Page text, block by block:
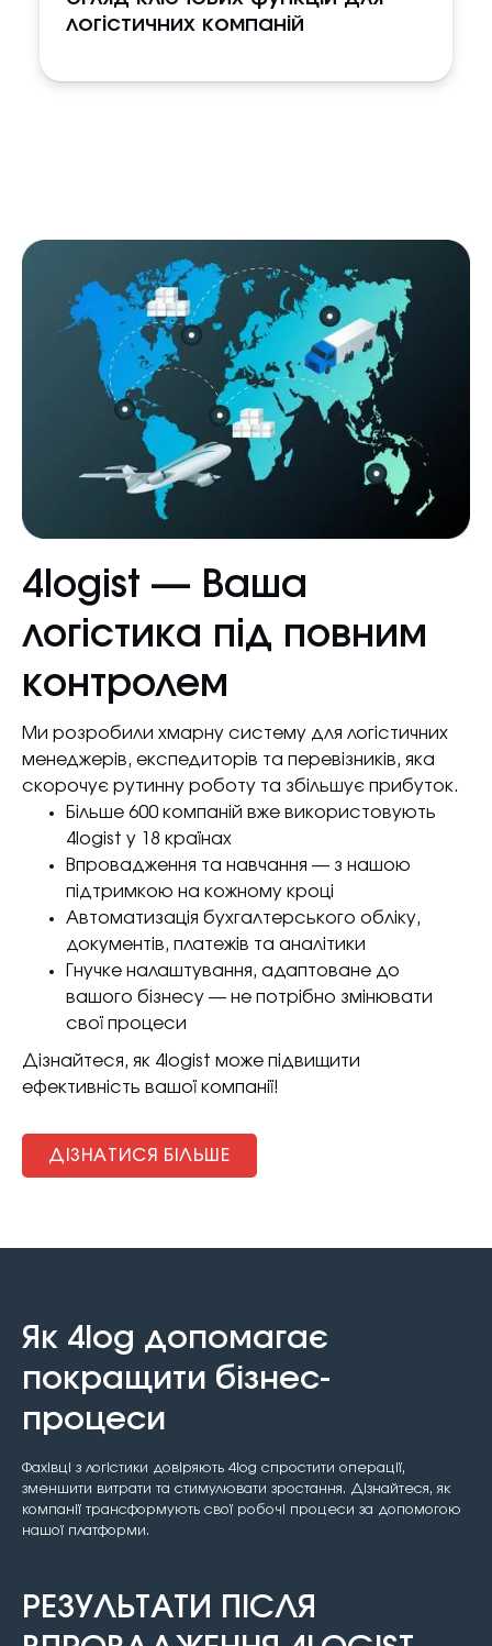
логістичних компаній
4logist — Ваша
логістика під повним
контролем
Ми розробили хмарну систему для логістичних
менеджерів, експедиторів та перевізників, яка
скорочує рутинну роботу та збільшує прибуток.
Більше 600 компаній вже використовують
4logist у 18 країнах
Впровадження та навчання — з нашою
підтримкою на кожному кроці
Автоматизація бухгалтерського обліку,
документів, платежів та аналітики
Гнучке налаштування, адаптоване до
вашого бізнесу — не потрібно змінювати
свої процеси
Дізнайтеся, як 4logist може підвищити
ефективність вашої компанії!
ДІЗНАТИСЯ БІЛЬШЕ
Як 4log допомагає
покращити бізнес-
процеси
Фахівці з логістики довіряють 4log спростити операції,
зменшити витрати та стимулювати зростання. Дізнайтеся, як
компанії трансформують свої робочі процеси за допомогою
нашої платформи.
РЕЗУЛЬТАТИ ПІСЛЯ